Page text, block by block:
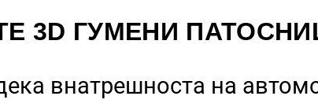
3D ГУМЕНИ
внатрешноста на